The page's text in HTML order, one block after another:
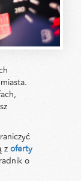
zoferty
o